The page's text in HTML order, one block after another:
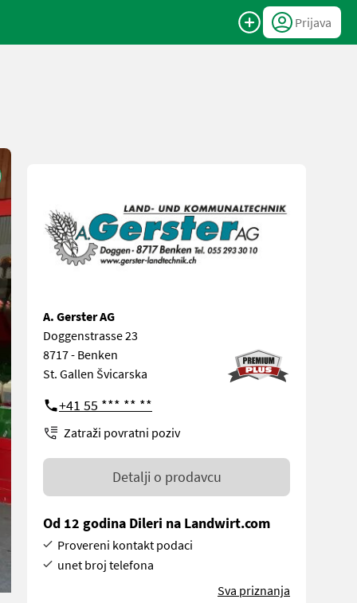
Prijava
A. Gerster AG
Doggenstrasse 23
8717 - Benken
St. Gallen Švicarska
+41 55 *** ** **
Zatraži povratni poziv
Detalji o prodavcu
Od 12 godina Dileri na Landwirt.com
Provereni kontakt podaci
unet broj telefona
Sva priznanja